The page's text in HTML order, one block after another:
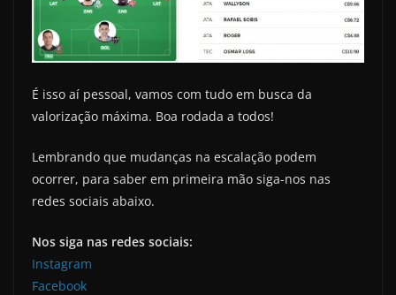
É isso aí pessoal, vamos com tudo em busca da
valorização máxima. Boa rodada a todos!
Lembrando que mudanças na escalação podem
ocorrer, para saber em primeira mão siga-nos nas
redes sociais abaixo.
Nos siga nas redes sociais:
Instagram
Facebook